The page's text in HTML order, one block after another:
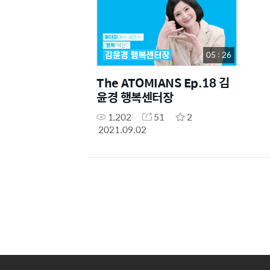
05 : 26
The ATOMIANS Ep.18 김
윤경 행복센터장
1,202 51
2
2021.09.02